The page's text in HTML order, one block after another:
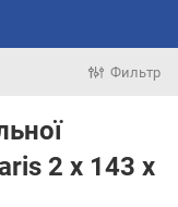
Фильтр
2 x 143 x